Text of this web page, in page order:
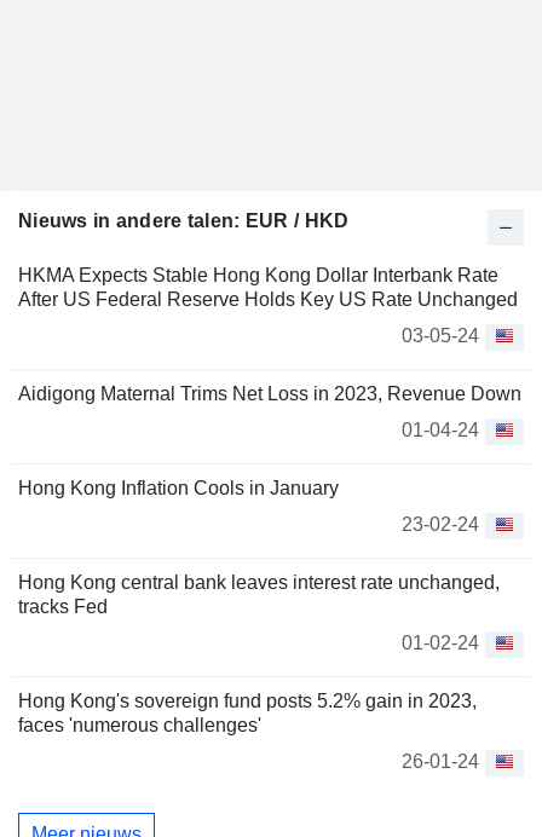
Nieuws in andere talen: EUR / HKD
HKMA Expects Stable Hong Kong Dollar Interbank Rate
After US Federal Reserve Holds Key US Rate Unchanged
03-05-24
Aidigong Maternal Trims Net Loss in 2023, Revenue Down
01-04-24
Hong Kong Inflation Cools in January
23-02-24
Hong Kong central bank leaves interest rate unchanged,
tracks Fed
01-02-24
Hong Kong's sovereign fund posts 5.2% gain in 2023,
faces 'numerous challenges'
26-01-24